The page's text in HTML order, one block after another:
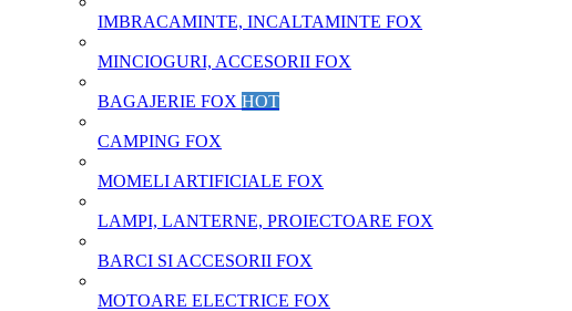
IMBRACAMINTE, INCALTAMINTE FOX
MINCIOGURI, ACCESORII FOX
BAGAJERIE FOX HOT
CAMPING FOX
MOMELI ARTIFICIALE FOX
LAMPI, LANTERNE, PROIECTOARE FOX
BARCI SI ACCESORII FOX
MOTOARE ELECTRICE FOX